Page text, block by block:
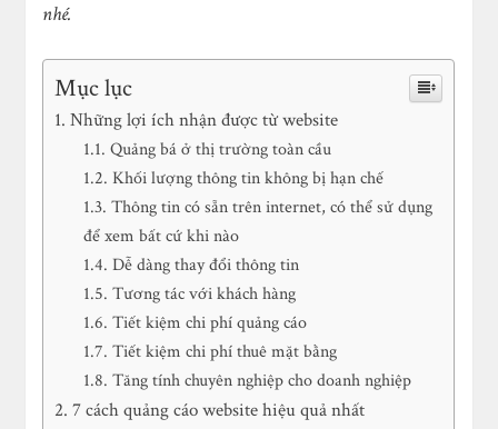
nhé.
Mục lục
Những lợi ích nhận được từ website
Quảng bá ở thị trường toàn cầu
Khối lượng thông tin không bị hạn chế
Thông tin có sẵn trên internet, có thể sử dụng
để xem bất cứ khi nào
Dễ dàng thay đổi thông tin
Tương tác với khách hàng
Tiết kiệm chi phí quảng cáo
Tiết kiệm chi phí thuê mặt bằng
Tăng tính chuyên nghiệp cho doanh nghiệp
7 cách quảng cáo website hiệu quả nhất